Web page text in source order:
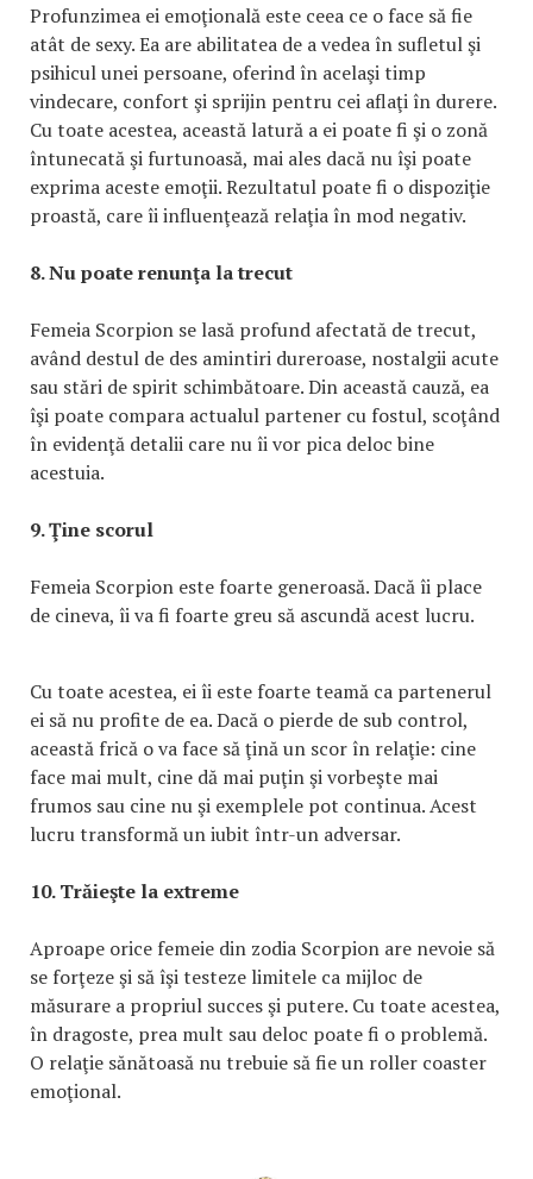
Profunzimea ei emoţională este ceea ce o face să fie
atât de sexy. Ea are abilitatea de a vedea în sufletul şi
psihicul unei persoane, oferind în acelaşi timp
vindecare, confort şi sprijin pentru cei aflaţi în durere.
Cu toate acestea, această latură a ei poate fi şi o zonă
întunecată şi furtunoasă, mai ales dacă nu îşi poate
exprima aceste emoţii. Rezultatul poate fi o dispoziţie
proastă, care îi influenţează relaţia în mod negativ.
8. Nu poate renunţa la trecut
Femeia Scorpion se lasă profund afectată de trecut,
având destul de des amintiri dureroase, nostalgii acute
sau stări de spirit schimbătoare. Din această cauză, ea
îşi poate compara actualul partener cu fostul, scoţând
în evidenţă detalii care nu îi vor pica deloc bine
acestuia.
9. Ţine scorul
Femeia Scorpion este foarte generoasă. Dacă îi place
de cineva, îi va fi foarte greu să ascundă acest lucru.
Cu toate acestea, ei îi este foarte teamă ca partenerul
ei să nu profite de ea. Dacă o pierde de sub control,
această frică o va face să ţină un scor în relaţie: cine
face mai mult, cine dă mai puţin şi vorbeşte mai
frumos sau cine nu şi exemplele pot continua. Acest
lucru transformă un iubit într-un adversar.
10. Trăieşte la extreme
Aproape orice femeie din zodia Scorpion are nevoie să
se forţeze şi să îşi testeze limitele ca mijloc de
măsurare a propriul succes şi putere. Cu toate acestea,
în dragoste, prea mult sau deloc poate fi o problemă.
O relaţie sănătoasă nu trebuie să fie un roller coaster
emoţional.